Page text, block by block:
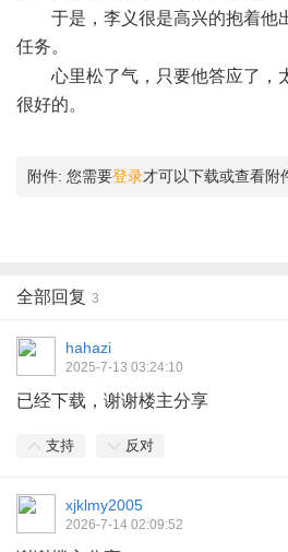
于是，李义很是高兴的抱着他
任务。
心里松了气，只要他答应了，
很好的。
附件: 您需要登录才可以下载或查看附
全部回复 3
hahazi
2025-7-13 03:24:10
已经下载，谢谢楼主分享
支持 反对
xjklmy2005
2026-7-14 02:09:52